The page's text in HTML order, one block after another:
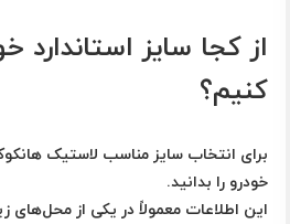
از کجا سایز استاندارد
کنیم؟
برای انتخاب سایز مناسب لاستیک
خودرو را بدانید.
این اطلاعات معمولاً در یکی از